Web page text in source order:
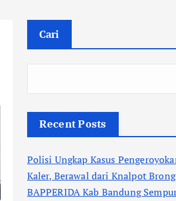
Cari
Recent Posts
Polisi Ungkap Kasus
Kaler, Berawal dari Knalpot Brong
BAPPERIDA Kab Bandung